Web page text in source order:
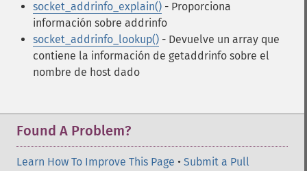
socket_addrinfo_explain() - Proporciona
información sobre addrinfo
socket_addrinfo_lookup() - Devuelve un array que
contiene la información de getaddrinfo sobre el
nombre de host dado
Found A Problem?
Learn How To Improve This Page • Submit a Pull